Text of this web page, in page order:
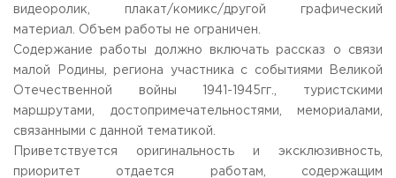
видеоролик, плакат/комикс/другой графический
материал. Объем работы не ограничен.
Содержание работы должно включать рассказ о связи
малой Родины, региона участника с событиями Великой
Отечественной войны 1941-1945гг., туристскими
маршрутами, достопримечательностями, мемориалами,
связанными с данной тематикой.
Приветствуется оригинальность и эксклюзивность,
приоритет отдается работам, содержащим